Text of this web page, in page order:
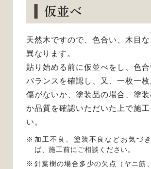
仮並べ
天然木ですので、色合い、木目
異なります。
貼り始める前に仮並べをし、色
バランスを確認し、又、一枚一枚
傷がないか、塗装品の場合、塗
か品質を確認いただいた上で施工
い。
加工不良、塗装不良などお気づ
ば、施工前にご相談ください。
針葉樹の場合多少の欠点（ヤニ筋